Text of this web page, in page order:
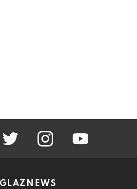
twitter instagram youtube
GLAZNEWS